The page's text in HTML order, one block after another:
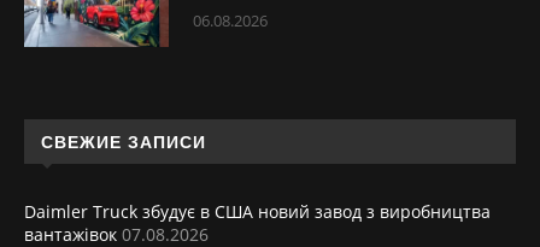
06.08.2026
СВЕЖИЕ ЗАПИСИ
Daimler Truck збудує в США новий завод з виробництва
вантажівок 07.08.2026